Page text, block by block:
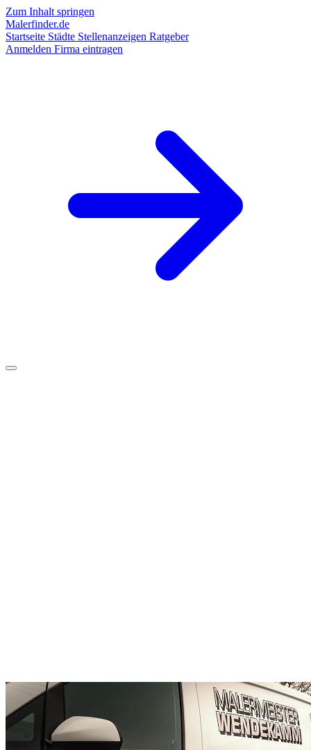
Zum Inhalt springen
Malerfinder.de
Startseite Städte Stellenanzeigen Ratgeber
Anmelden Firma eintragen